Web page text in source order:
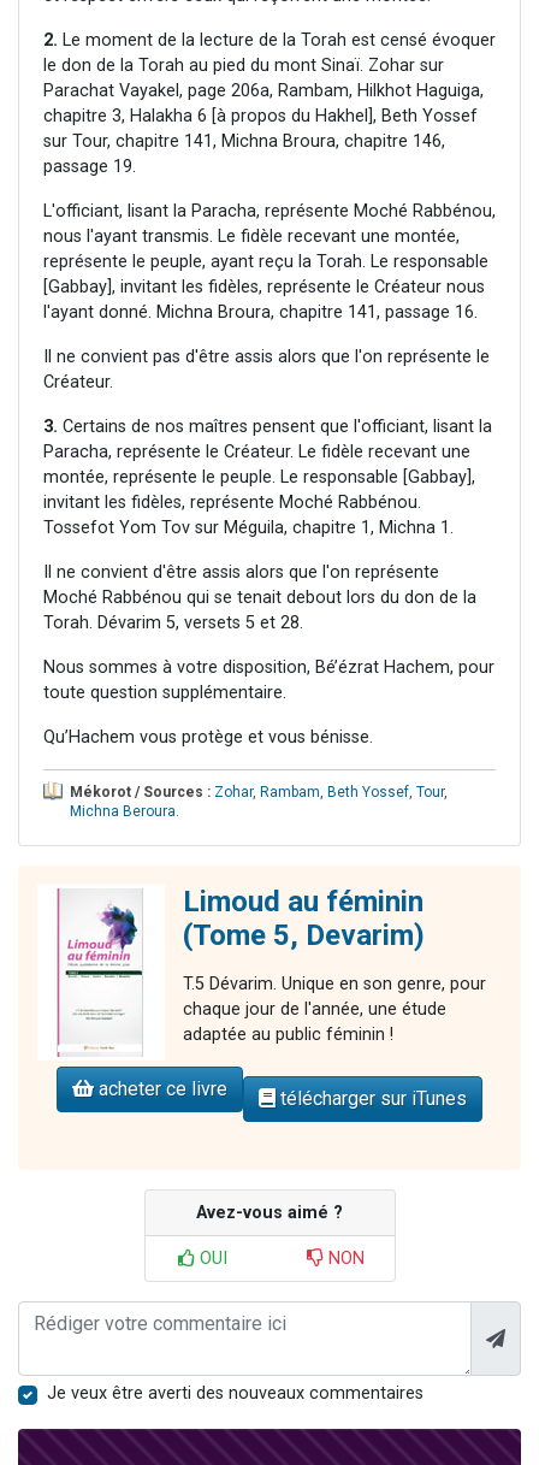
2. Le moment de la lecture de la Torah est censé évoquer
le don de la Torah au pied du mont Sinaï. Zohar sur
Parachat Vayakel, page 206a, Rambam, Hilkhot Haguiga,
chapitre 3, Halakha 6 [à propos du Hakhel], Beth Yossef
sur Tour, chapitre 141, Michna Broura, chapitre 146,
passage 19.
L'officiant, lisant la Paracha, représente Moché Rabbénou,
nous l'ayant transmis. Le fidèle recevant une montée,
représente le peuple, ayant reçu la Torah. Le responsable
[Gabbay], invitant les fidèles, représente le Créateur nous
l'ayant donné. Michna Broura, chapitre 141, passage 16.
Il ne convient pas d'être assis alors que l'on représente le
Créateur.
3. Certains de nos maîtres pensent que l'officiant, lisant la
Paracha, représente le Créateur. Le fidèle recevant une
montée, représente le peuple. Le responsable [Gabbay],
invitant les fidèles, représente Moché Rabbénou.
Tossefot Yom Tov sur Méguila, chapitre 1, Michna 1.
Il ne convient d'être assis alors que l'on représente
Moché Rabbénou qui se tenait debout lors du don de la
Torah. Dévarim 5, versets 5 et 28.
Nous sommes à votre disposition, Bé’ézrat Hachem, pour
toute question supplémentaire.
Qu’Hachem vous protège et vous bénisse.
Mékorot / Sources : Zohar, Rambam, Beth Yossef, Tour,
Michna Beroura.
Limoud au féminin
(Tome 5, Devarim)
T.5 Dévarim. Unique en son genre, pour
chaque jour de l'année, une étude
adaptée au public féminin !
acheter ce livre télécharger sur iTunes
Avez-vous aimé ?
OUI NON
Je veux être averti des nouveaux commentaires